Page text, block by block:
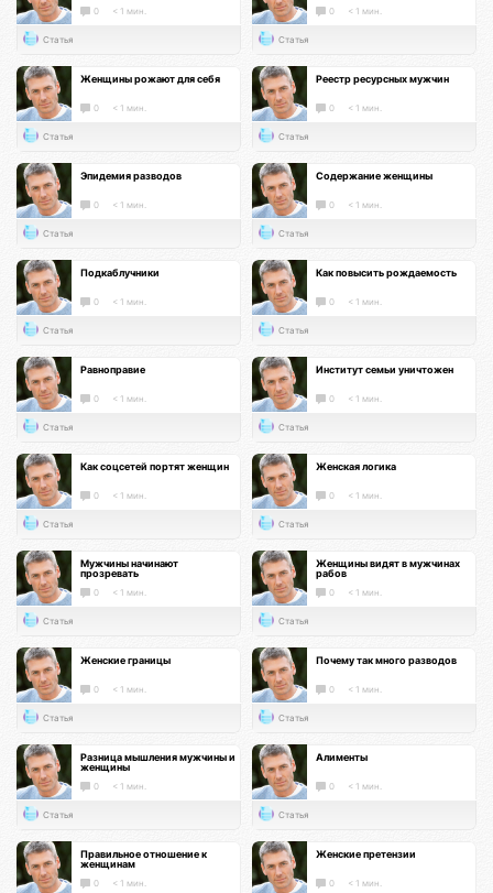
0 < 1 мин.
Статья
0 < 1 мин.
Статья
Женщины рожают для себя
0 < 1 мин.
Статья
Реестр ресурсных мужчин
0 < 1 мин.
Статья
Эпидемия разводов
0 < 1 мин.
Статья
Содержание женщины
0 < 1 мин.
Статья
Подкаблучники
0 < 1 мин.
Статья
Как повысить рождаемость
0 < 1 мин.
Статья
Равноправие
0 < 1 мин.
Статья
Институт семьи уничтожен
0 < 1 мин.
Статья
Как соцсетей портят женщин
0 < 1 мин.
Статья
Женская логика
0 < 1 мин.
Статья
Мужчины начинают
прозревать
0 < 1 мин.
Статья
Женщины видят в мужчинах
рабов
0 < 1 мин.
Статья
Женские границы
0 < 1 мин.
Статья
Почему так много разводов
0 < 1 мин.
Статья
Разница мышления мужчины и
женщины
0 < 1 мин.
Статья
Алименты
0 < 1 мин.
Статья
Правильное отношение к
женщинам
0 < 1 мин.
Женские претензии
0 < 1 мин.